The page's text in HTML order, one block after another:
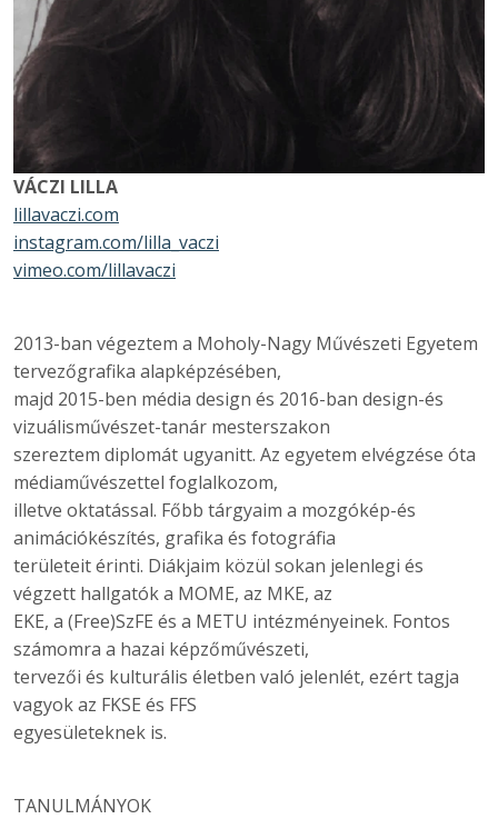
VÁCZI LILLA
lillavaczi.com
instagram.com/lilla_vaczi
vimeo.com/lillavaczi
2013-ban végeztem a Moholy-Nagy Művészeti Egyetem
tervezőgrafika alapképzésében,
majd 2015-ben média design és 2016-ban design-és
vizuálisművészet-tanár mesterszakon
szereztem diplomát ugyanitt. Az egyetem elvégzése óta
médiaművészettel foglalkozom,
illetve oktatással. Főbb tárgyaim a mozgókép-és
animációkészítés, grafika és fotográfia
területeit érinti. Diákjaim közül sokan jelenlegi és
végzett hallgatók a MOME, az MKE, az
EKE, a (Free)SzFE és a METU intézményeinek. Fontos
számomra a hazai képzőművészeti,
tervezői és kulturális életben való jelenlét, ezért tagja
vagyok az FKSE és FFS
egyesületeknek is.
TANULMÁNYOK